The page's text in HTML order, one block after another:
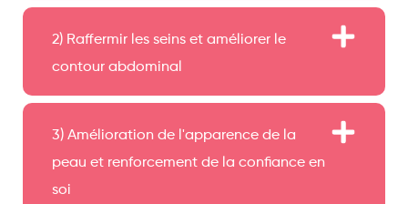
2) Raffermir les seins et améliorer le
contour abdominal
3) Amélioration de l'apparence de la
peau et renforcement de la confiance en
soi